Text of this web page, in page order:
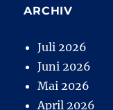
ARCHIV
Juli 2026
Juni 2026
Mai 2026
April 2026